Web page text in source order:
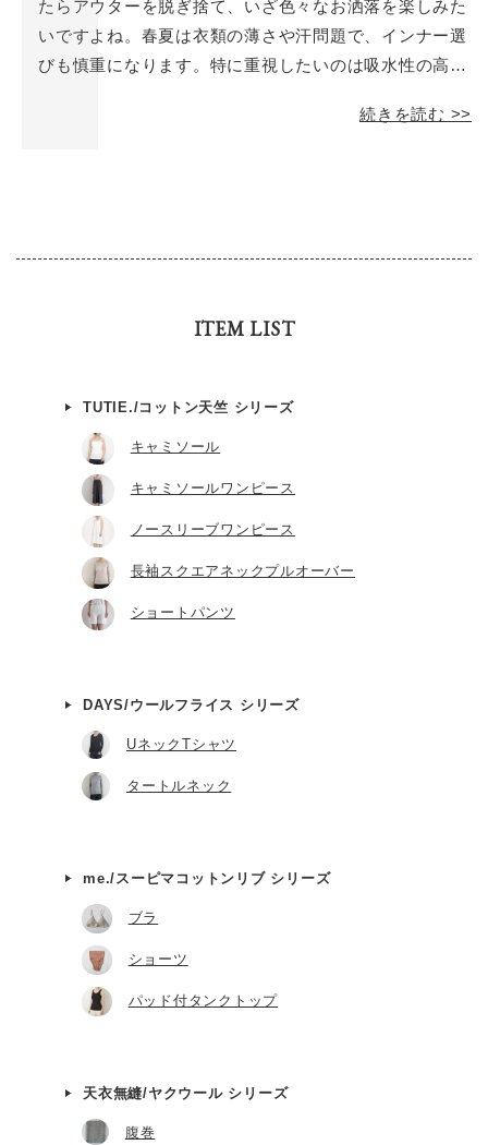
たらアウターを脱ぎ捨て、いざ色々なお洒落を楽しみた
いですよね。春夏は衣類の薄さや汗問題で、インナー選
びも慎重になります。特に重視したいのは吸水性の高さ
は、そんなポイントを抑えた春夏を快適に過ごせるイン
続きを読む >>
ITEM LIST
TUTIE./コットン天竺 シリーズ
キャミソール
キャミソールワンピース
ノースリーブワンピース
長袖スクエアネックプルオーバー
ショートパンツ
DAYS/ウールフライス シリーズ
UネックTシャツ
タートルネック
me./スーピマコットンリブ シリーズ
ブラ
ショーツ
パッド付タンクトップ
天衣無縫/ヤクウール シリーズ
腹巻